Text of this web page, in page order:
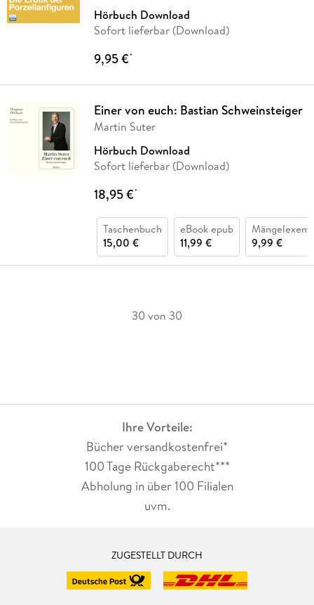
Hörbuch Download
Sofort lieferbar (Download)
9,95 €*
Einer von euch: Bastian Schweinsteiger
Martin Suter
Hörbuch Download
Sofort lieferbar (Download)
18,95 €*
Taschenbuch
15,00 €
eBook epub
11,99 €
9,99 €
30 von 30
Ihre Vorteile:
Bücher versandkostenfrei*
100 Tage Rückgaberecht***
Abholung in über 100 Filialen
uvm.
ZUGESTELLT DURCH